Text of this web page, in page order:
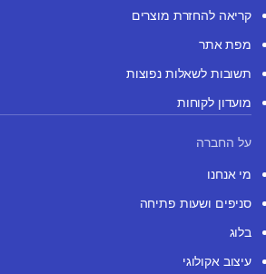
קריאה להחזרת מוצרים
מפת אתר
תשובות לשאלות נפוצות
מועדון לקוחות
על החברה
מי אנחנו
סניפים ושעות פתיחה
בלוג
עיצוב אקולוגי